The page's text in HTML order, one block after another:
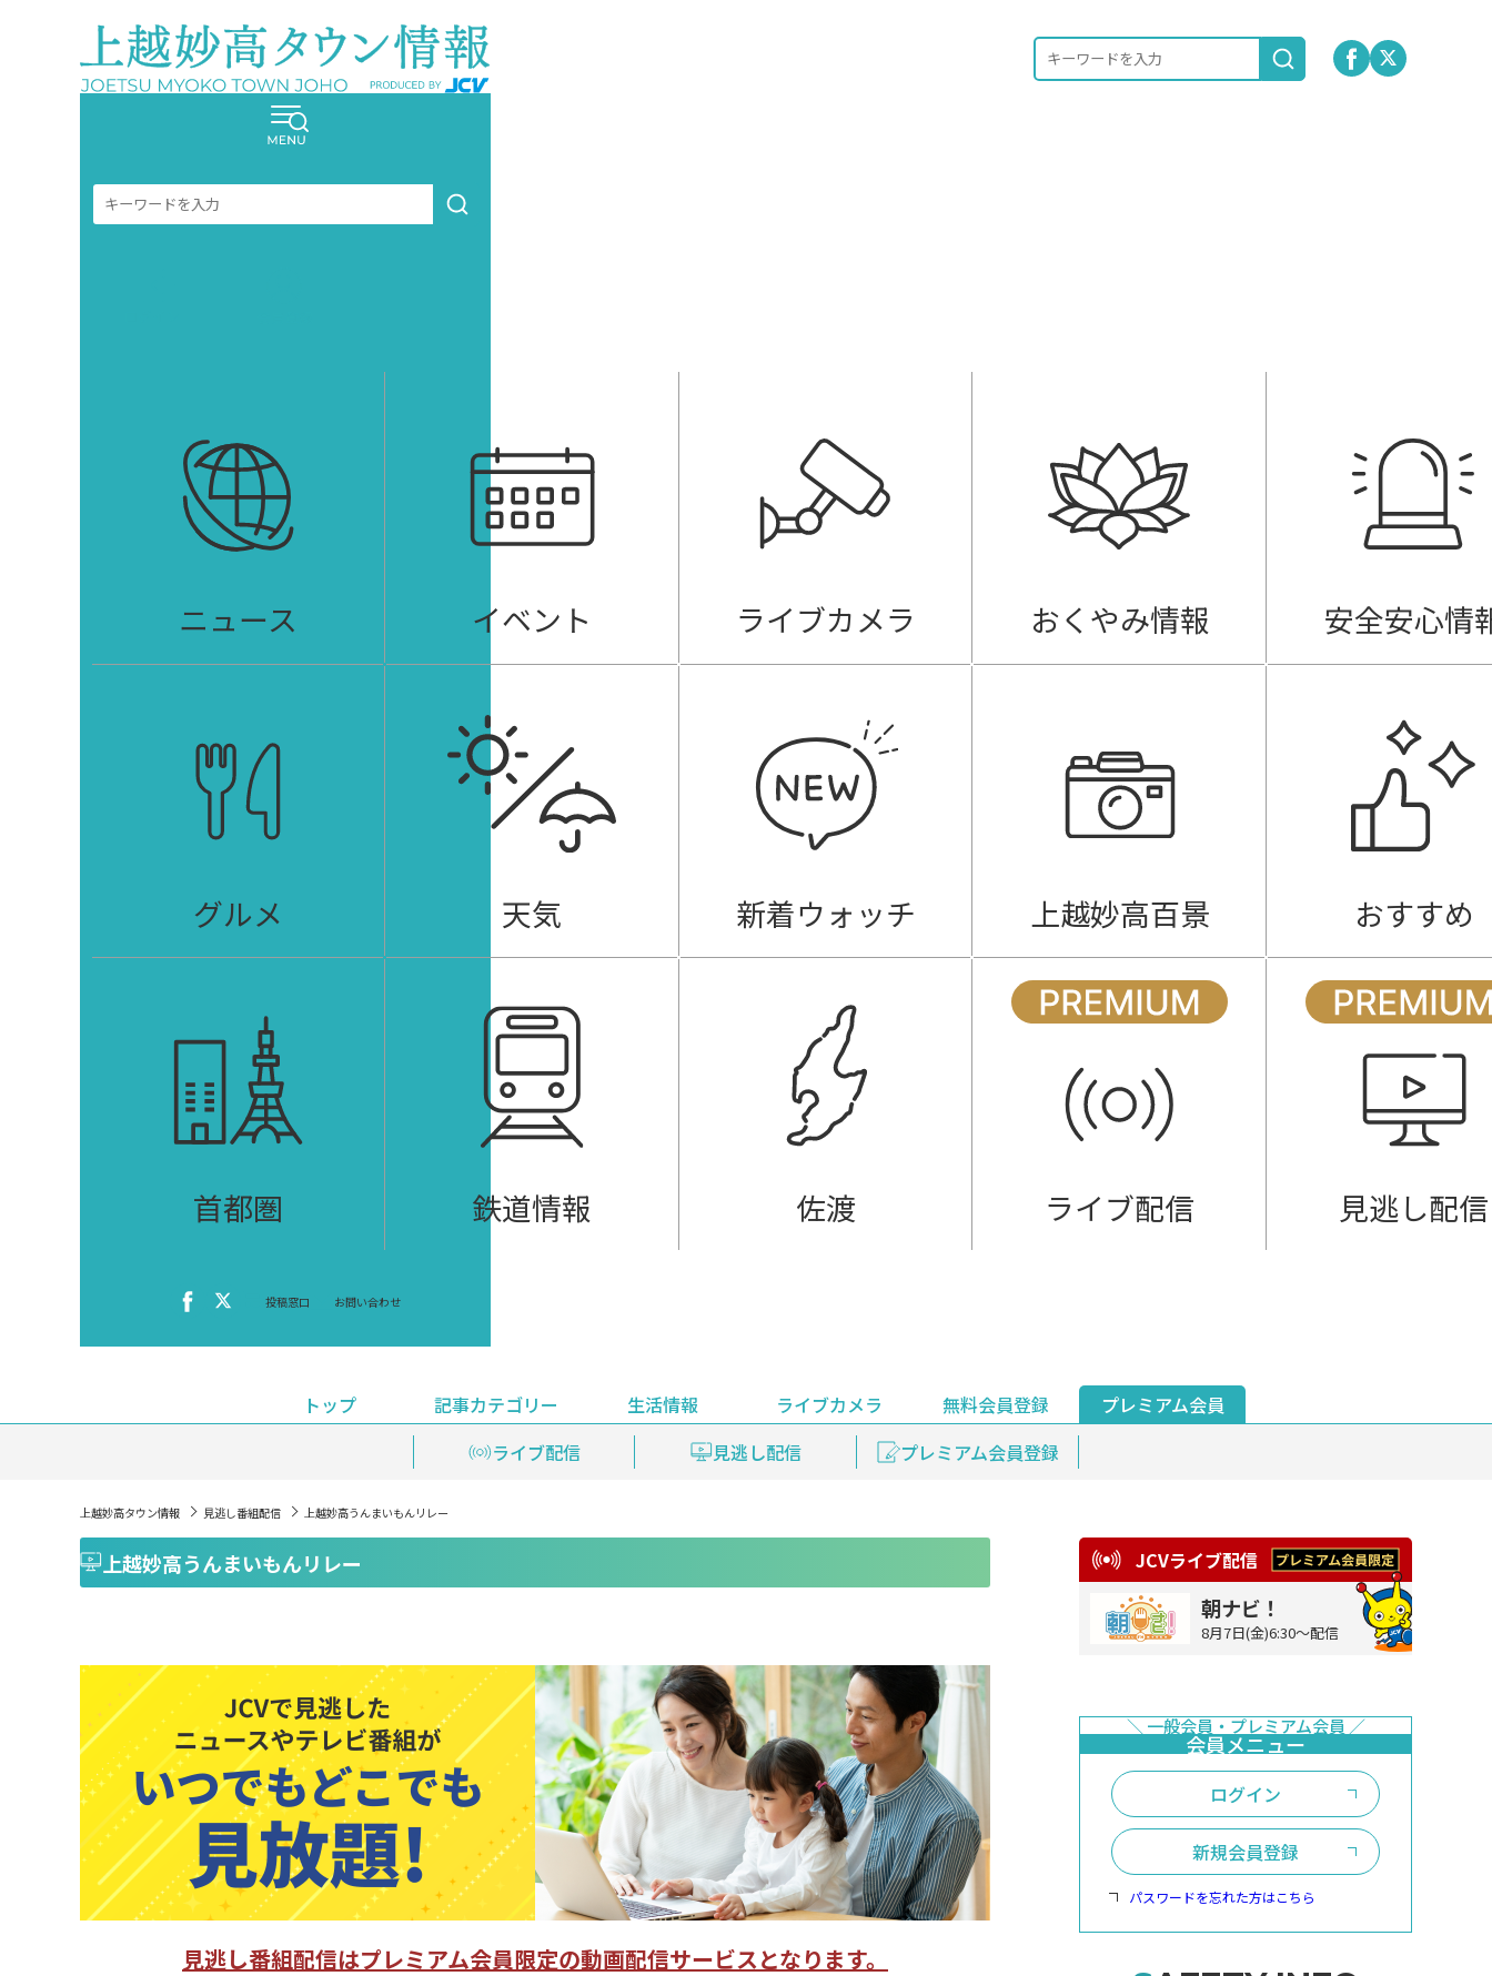
ニュース イベント ライブカメラ おくやみ情報 安全安心情
グルメ 天気 新着ウォッチ 上越妙高百景 おすすめ
首都圏 鉄道情報 佐渡 ライブ配信 見逃し配信
投稿窓口 お問い合わせ
トップ
記事カテゴリー
イベント グルメ 新着ウォッチ 編集部おすすめ
生活情報
安全安心情報 天気 上越妙高百景
ライブカメラ 無料会員登録
プレミアム会員
ライブ配信
見逃し配信 プレミアム会員登録
上越妙高タウン情報 見逃し番組配信 上越妙高うんまいもんリレー
上越妙高うんまいもんリレー
見逃し番組配信はプレミアム会員限定の動画配信サービスとなります。
JCVライブ配信
朝ナビ！
8月7日(金)6:30～配信
ログイン
新規会員登録
パスワードを忘れた方はこちら